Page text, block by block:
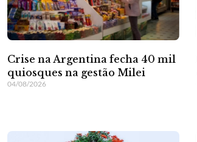
Crise na Argentina fecha 40 mil
quiosques na gestão Milei
04/08/2026